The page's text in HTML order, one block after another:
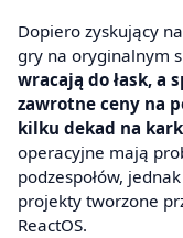
Dopiero zyskujący
gry na oryginalnym
wracają do łask, a
zawrotne ceny na
kilku dekad na
operacyjne mają
podzespołów,
projekty tworzone
ReactOS.